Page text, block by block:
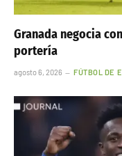
Granada negocia
portería
agosto 6, 2026 FÚTBOL DE